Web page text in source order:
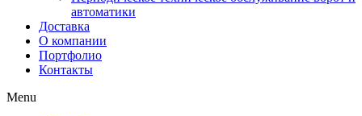
автоматики
Доставка
О компании
Портфолио
Контакты
Menu